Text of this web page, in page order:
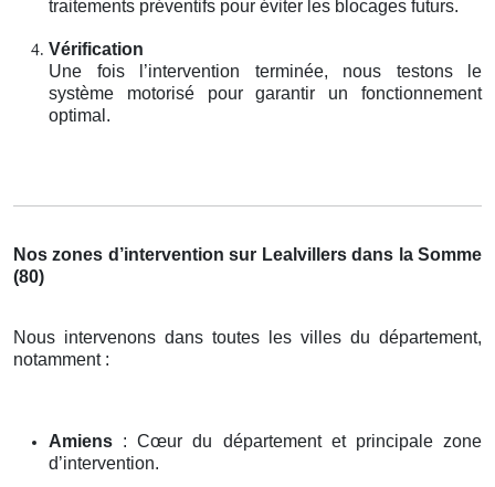
traitements préventifs pour éviter les blocages futurs.
Vérification
Une fois l’intervention terminée, nous testons le
système motorisé pour garantir un fonctionnement
optimal.
Nos zones d’intervention sur Lealvillers dans la Somme
(80)
Nous intervenons dans toutes les villes du département,
notamment :
Amiens : Cœur du département et principale zone
d’intervention.